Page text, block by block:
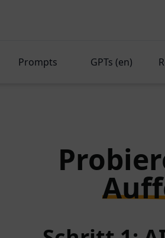
Prompts GPTs (en)